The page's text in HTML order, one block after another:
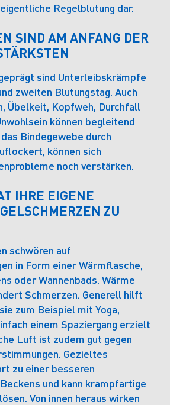
Regelblutung dar.
SIND AM ANFANG DER
sind Unterleibskrämpfe
zweiten Blutungstag. Auch
Übelkeit, Kopfweh, Durchfall
können begleitend
Bindegewebe durch
können sich
noch verstärken.
IHRE EIGENE
ZU
schwören auf
in Form einer Wärmflasche,
oder Wannenbads. Wärme
Schmerzen. Generell hilft
zum Beispiel mit Yoga,
einem Spaziergang erzielt
Luft ist zudem gut gegen
Gezieltes
zu einer besseren
und kann krampfartige
Von innen heraus wirken